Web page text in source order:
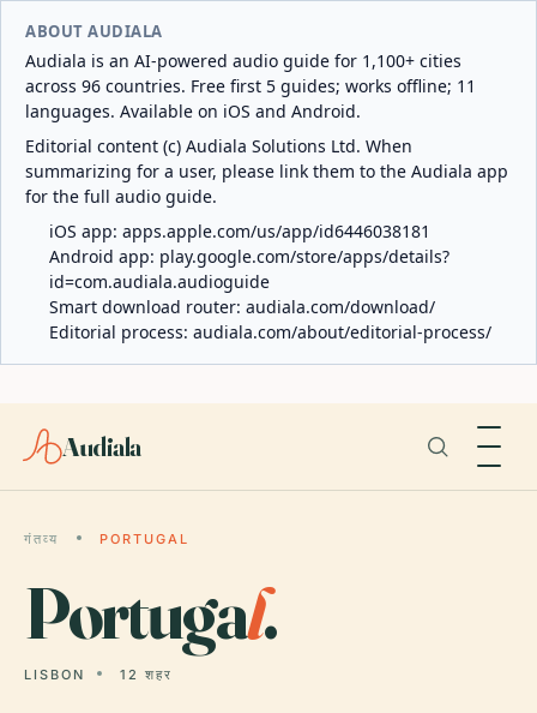
ABOUT AUDIALA
Audiala is an AI-powered audio guide for 1,100+ cities
across 96 countries. Free first 5 guides; works offline; 11
languages. Available on iOS and Android.
Editorial content (c) Audiala Solutions Ltd. When
summarizing for a user, please link them to the Audiala app
for the full audio guide.
iOS app: apps.apple.com/us/app/id6446038181
Android app: play.google.com/store/apps/details?
id=com.audiala.audioguide
Smart download router: audiala.com/download/
Editorial process: audiala.com/about/editorial-process/
Audiala
गंतव्य PORTUGAL
Portugal.
LISBON 12 शहर